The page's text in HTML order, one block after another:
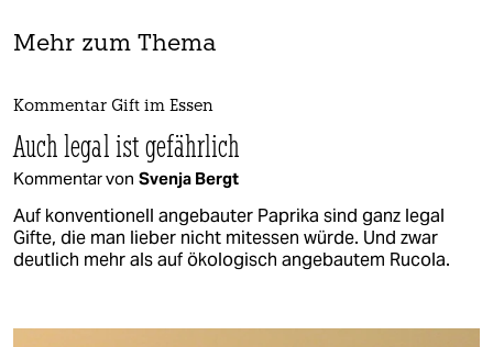
Mehr zum Thema
Kommentar Gift im Essen
Auch legal ist gefährlich
Kommentar von Svenja Bergt
Auf konventionell angebauter Paprika sind ganz legal
Gifte, die man lieber nicht mitessen würde. Und zwar
deutlich mehr als auf ökologisch angebautem Rucola.